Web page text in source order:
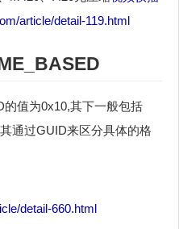
article/detail-119.html
值为0x10,其下一般包括
通过GUID来区分具体的格
detail-660.html